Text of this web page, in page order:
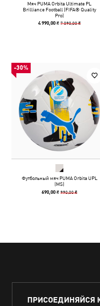
Мяч PUMA Orbita Ultimate PL
Brilliance Football (FIFA® Quality
Pro)
4 990,00 ₴7 090,00 ₴
-30%
Футбольный мяч PUMA Orbita UPL
(MS)
690,00 ₴990,00 ₴
ПРИСОЕДИНЯЙСЯ